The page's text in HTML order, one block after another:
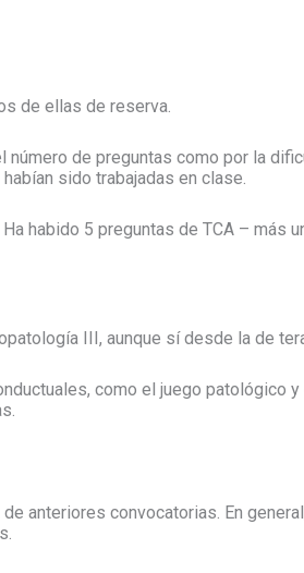
de ellas de reserva.
número de preguntas como por la
sido trabajadas en clase.
habido 5 preguntas de TCA – más
III, aunque sí desde la de
como el juego patológico
anteriores convocatorias. En